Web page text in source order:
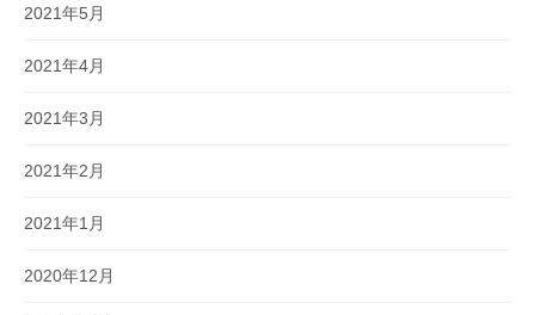
2021年5月
2021年4月
2021年3月
2021年2月
2021年1月
2020年12月